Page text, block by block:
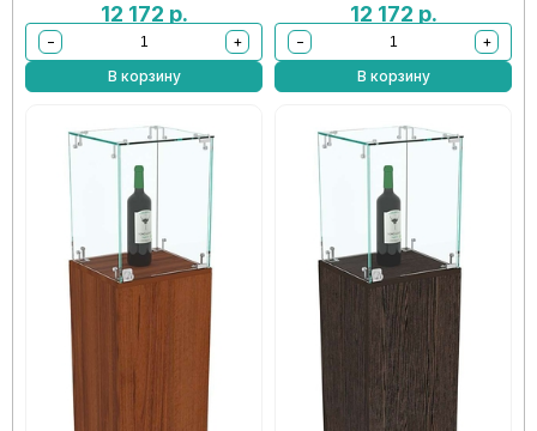
12 172 р.
−
+
В корзину
12 172 р.
−
+
В корзину